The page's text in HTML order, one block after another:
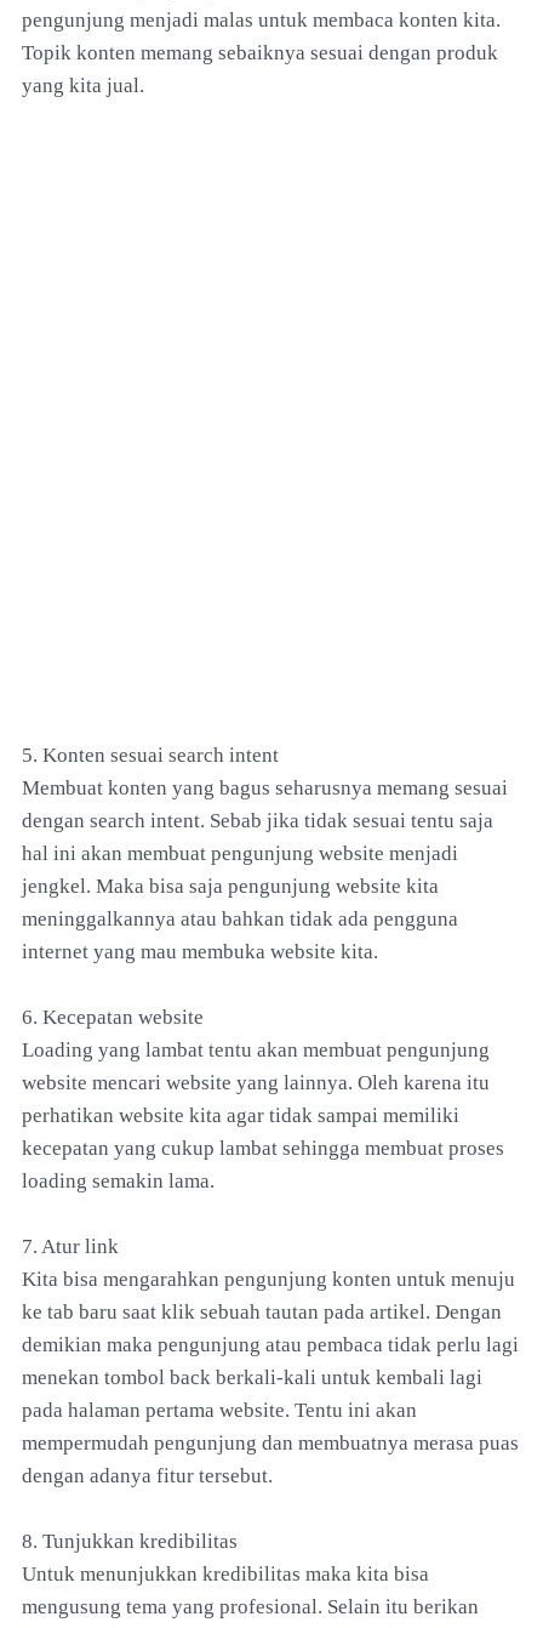
pengunjung menjadi malas untuk membaca konten kita.
Topik konten memang sebaiknya sesuai dengan produk
yang kita jual.
5. Konten sesuai search intent
Membuat konten yang bagus seharusnya memang sesuai
dengan search intent. Sebab jika tidak sesuai tentu saja
hal ini akan membuat pengunjung website menjadi
jengkel. Maka bisa saja pengunjung website kita
meninggalkannya atau bahkan tidak ada pengguna
internet yang mau membuka website kita.
6. Kecepatan website
Loading yang lambat tentu akan membuat pengunjung
website mencari website yang lainnya. Oleh karena itu
perhatikan website kita agar tidak sampai memiliki
kecepatan yang cukup lambat sehingga membuat proses
loading semakin lama.
7. Atur link
Kita bisa mengarahkan pengunjung konten untuk menuju
ke tab baru saat klik sebuah tautan pada artikel. Dengan
demikian maka pengunjung atau pembaca tidak perlu lagi
menekan tombol back berkali-kali untuk kembali lagi
pada halaman pertama website. Tentu ini akan
mempermudah pengunjung dan membuatnya merasa puas
dengan adanya fitur tersebut.
8. Tunjukkan kredibilitas
Untuk menunjukkan kredibilitas maka kita bisa
mengusung tema yang profesional. Selain itu berikan